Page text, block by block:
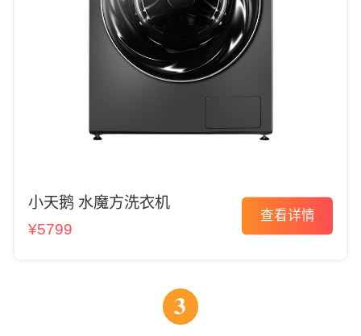
小天鹅 水魔方洗衣机
¥5799
查看详情
3